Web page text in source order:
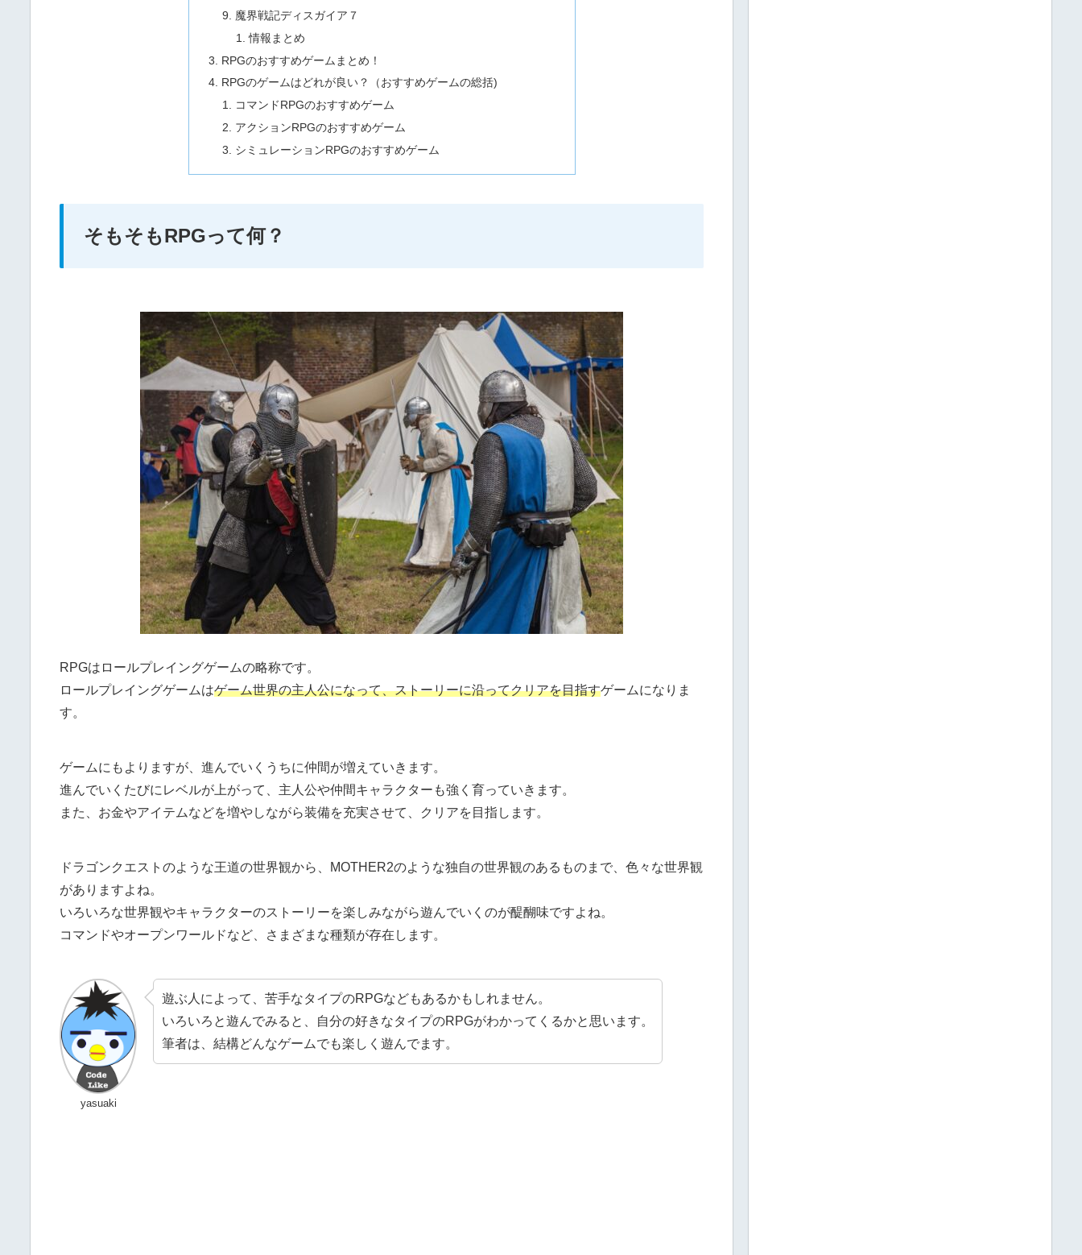
魔界戦記ディスガイア７
情報まとめ
RPGのおすすめゲームまとめ！
RPGのゲームはどれが良い？（おすすめゲームの総括)
コマンドRPGのおすすめゲーム
アクションRPGのおすすめゲーム
シミュレーションRPGのおすすめゲーム
そもそもRPGって何？
RPGはロールプレイングゲームの略称です。
ロールプレイングゲームはゲーム世界の主人公になって、ストーリーに沿ってクリアを目指すゲームになりま
す。
ゲームにもよりますが、進んでいくうちに仲間が増えていきます。
進んでいくたびにレベルが上がって、主人公や仲間キャラクターも強く育っていきます。
また、お金やアイテムなどを増やしながら装備を充実させて、クリアを目指します。
ドラゴンクエストのような王道の世界観から、MOTHER2のような独自の世界観のあるものまで、色々な世界観
がありますよね。
いろいろな世界観やキャラクターのストーリーを楽しみながら遊んでいくのが醍醐味ですよね。
コマンドやオープンワールドなど、さまざまな種類が存在します。
yasuaki
遊ぶ人によって、苦手なタイプのRPGなどもあるかもしれません。
いろいろと遊んでみると、自分の好きなタイプのRPGがわかってくるかと思います。
筆者は、結構どんなゲームでも楽しく遊んでます。